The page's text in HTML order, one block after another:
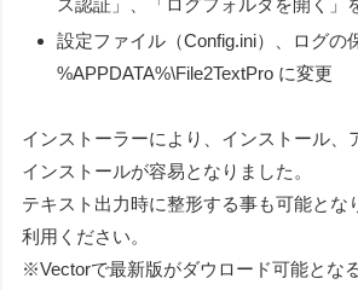
ス認証」、「ログフォルダを開く」
設定ファイル（Config.ini）、ログの
%APPDATA%\File2TextPro に変更
インストーラーにより、インストール、
インストールが容易となりました。
テキスト出力時に整形する事も可能とな
利用ください。
※Vectorで最新版がダウロード可能とな